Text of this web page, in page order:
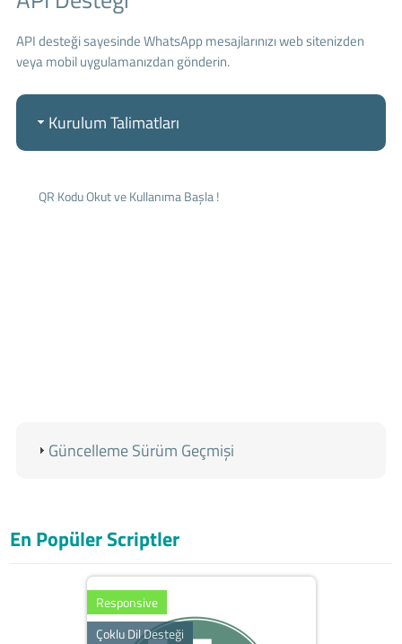
API desteği sayesinde WhatsApp mesajlarınızı web sitenizden
veya mobil uygulamanızdan gönderin.
Kurulum Talimatları
QR Kodu Okut ve Kullanıma Başla !
Güncelleme Sürüm Geçmişi
En Popüler Scriptler
Responsive
Çoklu Dil Desteği